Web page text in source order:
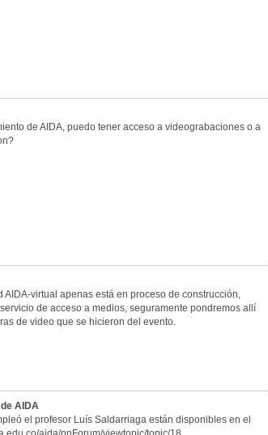
de AIDA, puedo tener acceso a videograbaciones o a
virtual apenas está en proceso de construcción,
de acceso a medios, seguramente pondremos allí
de video que se hicieron del evento.
AIDA
el profesor Luís Saldarriaga están disponibles en el